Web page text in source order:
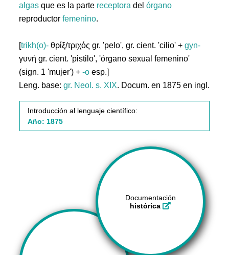
algas que es la parte receptora delórgano
reproductorfemenino.
[trikh(o)- θρίξ/τριχός gr. 'pelo', gr. cient. 'cilio' +gyn-
γυνή gr. cient. 'pistilo', 'órgano sexual femenino'
(sign. 1 'mujer') +-o esp.]
Leng. base:gr. Neol. s. XIX. Docum. en 1875 en ingl.
Introducción al lenguaje científico:
Año: 1875
Documentación
histórica